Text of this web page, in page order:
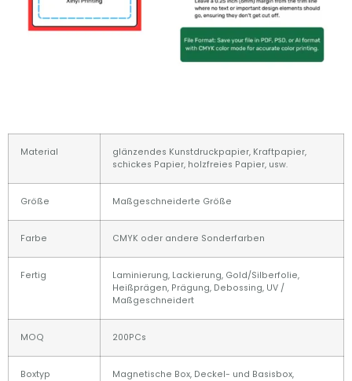
Material
glänzendes Kunstdruckpapier, Kraftpapier,
schickes Papier, holzfreies Papier, usw.
Größe Maßgeschneiderte Größe
Farbe CMYK oder andere Sonderfarben
Fertig
Laminierung, Lackierung, Gold/Silberfolie,
Heißprägen, Prägung, Debossing, UV /
Maßgeschneidert
MOQ 200PCs
Boxtyp
Magnetische Box, Deckel- und Basisbox,